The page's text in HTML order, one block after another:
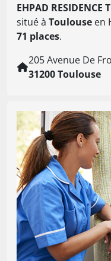
EHPAD RESIDENCE
situé à Toulouse en
71 places.
205 Avenue De
31200 Toulouse